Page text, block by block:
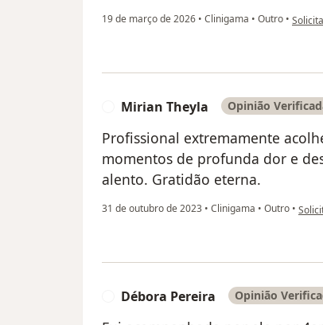
19 de março de 2026 • Clinigama • Outro • na
Mirian Theyla Opinião
Profissional extremamente
momentos de profunda dor e
alento. Gratidão eterna.
31 de outubro de 2023 • Clinigama • Outro • na
Débora Pereira Opinião